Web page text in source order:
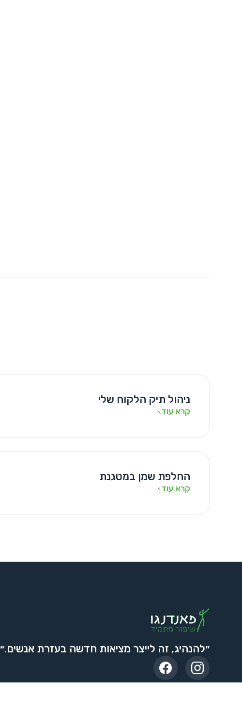
ניהול תיק הלקוח שלי
קרא עוד
החלפת שמן במטגנת
קרא עוד
״להנהיג, זה לייצר מציאות חדשה בעזרת אנשים.״